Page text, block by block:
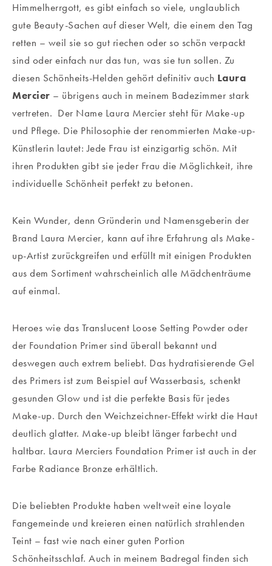
Himmelherrgott, es gibt einfach so viele, unglaublich
gute Beauty-Sachen auf dieser Welt, die einem den Tag
retten – weil sie so gut riechen oder so schön verpackt
sind oder einfach nur das tun, was sie tun sollen. Zu
diesen Schönheits-Helden gehört definitiv auch Laura
Mercier – übrigens auch in meinem Badezimmer stark
vertreten. Der Name Laura Mercier steht für Make-up
und Pflege. Die Philosophie der renommierten Make-up-
Künstlerin lautet: Jede Frau ist einzigartig schön. Mit
ihren Produkten gibt sie jeder Frau die Möglichkeit, ihre
individuelle Schönheit perfekt zu betonen.
Kein Wunder, denn Gründerin und Namensgeberin der
Brand Laura Mercier, kann auf ihre Erfahrung als Make-
up-Artist zurückgreifen und erfüllt mit einigen Produkten
aus dem Sortiment wahrscheinlich alle Mädchenträume
auf einmal.
Heroes wie das Translucent Loose Setting Powder oder
der Foundation Primer sind überall bekannt und
deswegen auch extrem beliebt. Das hydratisierende Gel
des Primers ist zum Beispiel auf Wasserbasis, schenkt
gesunden Glow und ist die perfekte Basis für jedes
Make-up. Durch den Weichzeichner-Effekt wirkt die Haut
deutlich glatter. Make-up bleibt länger farbecht und
haltbar. Laura Merciers Foundation Primer ist auch in der
Farbe Radiance Bronze erhältlich.
Die beliebten Produkte haben weltweit eine loyale
Fangemeinde und kreieren einen natürlich strahlenden
Teint – fast wie nach einer guten Portion
Schönheitsschlaf. Auch in meinem Badregal finden sich